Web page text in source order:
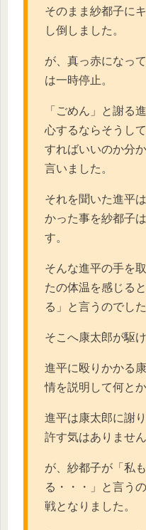
そのまま紗都子に
し倒しました。
が、真っ赤になっ
は一時停止。
「ごめん」と謝る
心するならそうし
すればいいのか分
言いました。
それを聞いた進平
かった事を紗都子
す。
そんな進平の手を
たの体温を感じる
る」と言うのでした
そこへ康太郎が駆
進平に殴りかかる
情を説明して何と
進平は康太郎に謝
許す気はありません
が、紗都子が「私
る・・・」と言う
戦となりました。